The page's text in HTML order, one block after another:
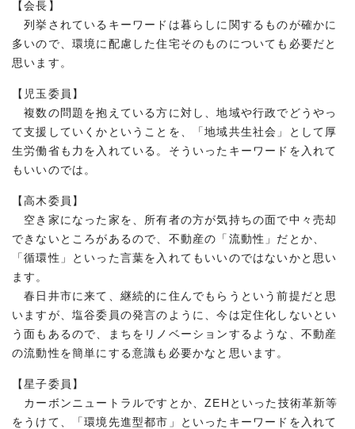
【会長】
列挙されているキーワードは暮らしに関するものが確かに
多いので、環境に配慮した住宅そのものについても必要だと
思います。
【児玉委員】
複数の問題を抱えている方に対し、地域や行政でどうやっ
て支援していくかということを、「地域共生社会」として厚
生労働省も力を入れている。そういったキーワードを入れて
もいいのでは。
【高木委員】
空き家になった家を、所有者の方が気持ちの面で中々売却
できないところがあるので、不動産の「流動性」だとか、
「循環性」といった言葉を入れてもいいのではないかと思い
ます。
春日井市に来て、継続的に住んでもらうという前提だと思
いますが、塩谷委員の発言のように、今は定住化しないとい
う面もあるので、まちをリノベーションするような、不動産
の流動性を簡単にする意識も必要かなと思います。
【星子委員】
カーボンニュートラルですとか、ZEHといった技術革新等
をうけて、「環境先進型都市」といったキーワードを入れて